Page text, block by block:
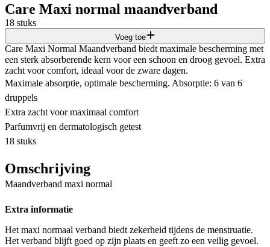
Care Maxi normal maandverband
18 stuks
Voeg toe
Care Maxi Normal Maandverband biedt maximale bescherming met
een sterk absorberende kern voor een schoon en droog gevoel. Extra
zacht voor comfort, ideaal voor de zware dagen.
Maximale absorptie, optimale bescherming. Absorptie: 6 van 6
druppels
Extra zacht voor maximaal comfort
Parfumvrij en dermatologisch getest
18 stuks
Omschrijving
Maandverband maxi normal
Extra informatie
Het maxi normaal verband biedt zekerheid tijdens de menstruatie.
Het verband blijft goed op zijn plaats en geeft zo een veilig gevoel.